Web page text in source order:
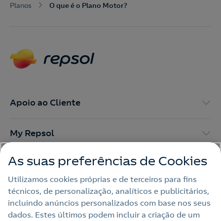
Planos O que é o Plano Motor?
Apoio ao Cliente
My Repsol
Outras Energias
Links Úteis
As suas preferências de Cookies
Utilizamos cookies próprias e de terceiros para fins
técnicos, de personalização, analíticos e publicitários,
incluindo anúncios personalizados com base nos seus
dados. Estes últimos podem incluir a criação de um